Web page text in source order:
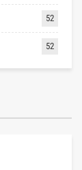
52
52